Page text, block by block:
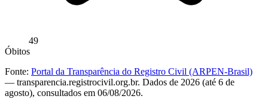
49
Óbitos
Fonte: Portal da Transparência do Registro Civil (ARPEN-Brasil)
— transparencia.registrocivil.org.br. Dados de 2026 (até 6 de
agosto), consultados em 06/08/2026.